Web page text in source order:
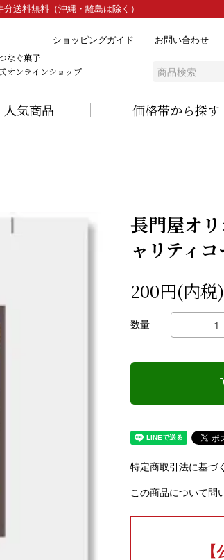
送料無料（沖縄・離島は除く）
なぐ菓子
オンラインショップ
気商品 価格帯から探す
ショッピングガイド お問い合わせ
長門屋オ
ャリティ
200円(内税)
数量
特定商取引法に基づ
この商品について問